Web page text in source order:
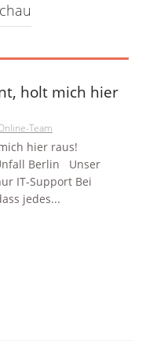
holt mich hier
Team
hier raus!
Berlin Unser
IT-Support Bei
jedes...